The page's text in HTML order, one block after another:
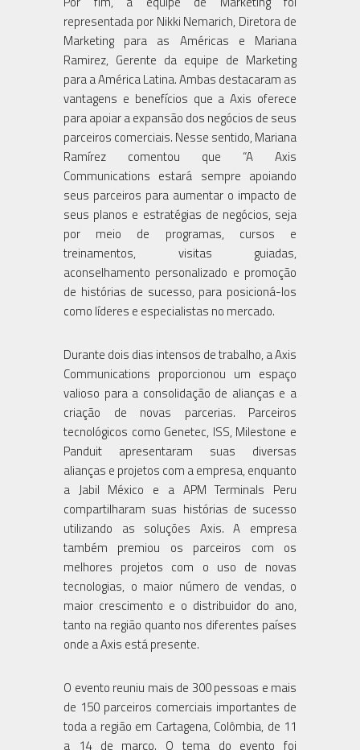
representada por Nikki Nemarich, Diretora de
Marketing para as Américas e Mariana
Ramirez, Gerente da equipe de Marketing
para a América Latina. Ambas destacaram as
vantagens e benefícios que a Axis oferece
para apoiar a expansão dos negócios de seus
parceiros comerciais. Nesse sentido, Mariana
Ramírez comentou que “A Axis
Communications estará sempre apoiando
seus parceiros para aumentar o impacto de
seus planos e estratégias de negócios, seja
por meio de programas, cursos e
treinamentos, visitas guiadas,
aconselhamento personalizado e promoção
de histórias de sucesso, para posicioná-los
como líderes e especialistas no mercado.
Durante dois dias intensos de trabalho, a Axis
Communications proporcionou um espaço
valioso para a consolidação de alianças e a
criação de novas parcerias. Parceiros
tecnológicos como Genetec, ISS, Milestone e
Panduit apresentaram suas diversas
alianças e projetos com a empresa, enquanto
a Jabil México e a APM Terminals Peru
compartilharam suas histórias de sucesso
utilizando as soluções Axis. A empresa
também premiou os parceiros com os
melhores projetos com o uso de novas
tecnologias, o maior número de vendas, o
maior crescimento e o distribuidor do ano,
tanto na região quanto nos diferentes países
onde a Axis está presente.
O evento reuniu mais de 300 pessoas e mais
de 150 parceiros comerciais importantes de
toda a região em Cartagena, Colômbia, de 11
a 14 de março. O tema do evento foi